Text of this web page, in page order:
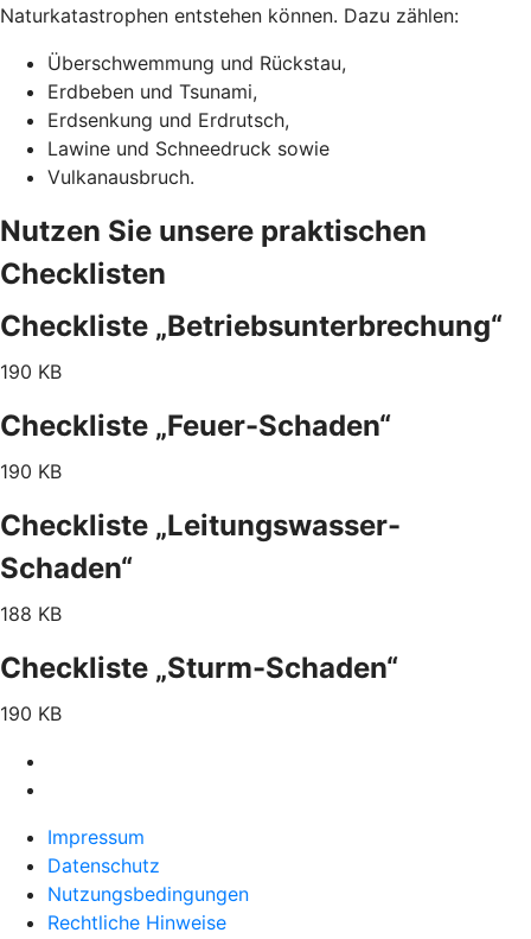
Naturkatastrophen entstehen können. Dazu zählen:
Überschwemmung und Rückstau,
Erdbeben und Tsunami,
Erdsenkung und Erdrutsch,
Lawine und Schneedruck sowie
Vulkanausbruch.
Nutzen Sie unsere praktischen
Checklisten
Checkliste „Betriebsunterbrechung“
190 KB
Checkliste „Feuer-Schaden“
190 KB
Checkliste „Leitungswasser-
Schaden“
188 KB
Checkliste „Sturm-Schaden“
190 KB
Impressum
Datenschutz
Nutzungsbedingungen
Rechtliche Hinweise